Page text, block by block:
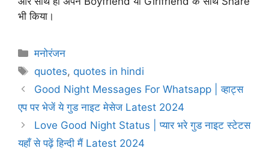
भी किया।
Categories
मनोरंजन
Tags
quotes, quotes in hindi
Good Night Messages For Whatsapp | व्हाट्स
एप पर भेजें ये गुड नाइट मेसेज Latest 2024
Love Good Night Status | प्यार भरे गुड नाइट स्टेटस
यहाँ से पढ़ें हिन्दी मैं Latest 2024